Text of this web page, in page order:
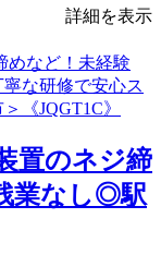
詳細を表示
置のネジ締
業なし◎駅